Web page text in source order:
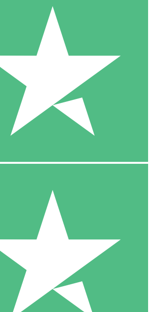
de Créditos Individuais
o uso com créditos de download. Sem
1000
10 Downloads
20 00